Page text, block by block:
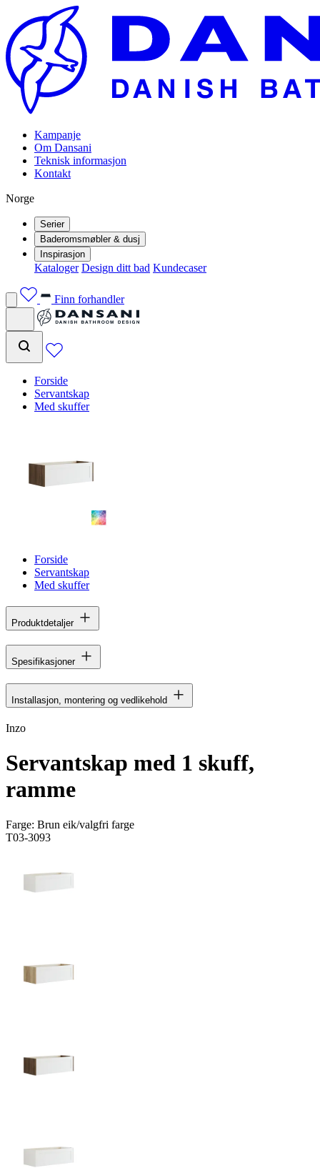
Kampanje
Om Dansani
Teknisk informasjon
Kontakt
Norge
Serier
Baderomsmøbler & dusj
Inspirasjon
Kataloger Design ditt bad Kundecaser
Finn forhandler
Forside
Servantskap
Med skuffer
Forside
Servantskap
Med skuffer
Produktdetaljer
Spesifikasjoner
Installasjon, montering og vedlikehold
Inzo
Servantskap med 1 skuff,
ramme
Farge: Brun eik/valgfri farge
T03-3093